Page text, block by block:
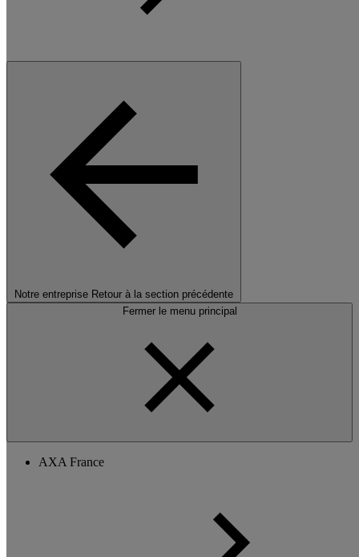
Notre entreprise Retour à la section précédente
Fermer le menu principal
AXA France